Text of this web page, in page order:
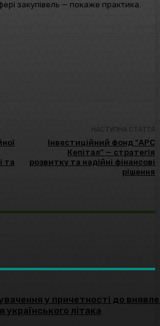
закупівель — покаже практика.
та
НАСТУПНА СТАТТЯ
Інвестиційний фонд “АРС
Кепітал” — стратегія
розвитку та надійні фінансові
рішення
у причетності до
українського літака